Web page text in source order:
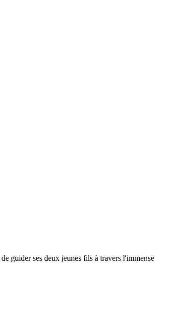
guider ses deux jeunes fils à travers l'immense